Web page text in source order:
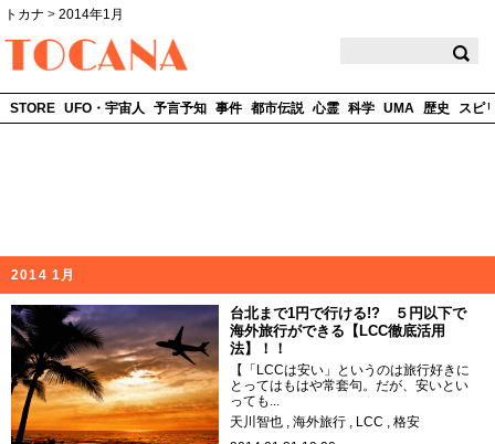
トカナ > 2014年1月
STORE UFO・宇宙人 予言予知 事件 都市伝説 心霊 科学 UMA 歴史 スピ
2014 1月
台北まで1円で行ける!? ５円以下で
海外旅行ができる【LCC徹底活用
法】！！
【「LCCは安い」というのは旅行好きに
とってはもはや常套句。だが、安いとい
っても...
天川智也
海外旅行 LCC
格安